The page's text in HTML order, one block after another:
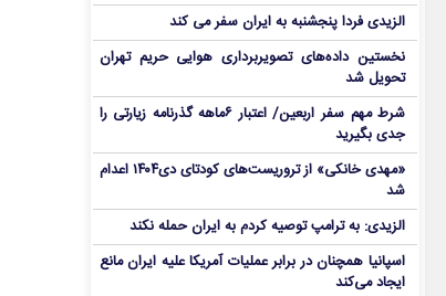
الزیدی فردا پنجشنبه به ایران سفر می کند
نخستین داده‌های تصویربرداری هوایی حریم تهران
تحویل شد
شرط مهم سفر اربعین/ اعتبار ۶ماهه گذرنامه زیارتی را
جدی بگیرید
«مهدی خانکی» از تروریست‌های کودتای دی۱۴۰۴ اعدام
شد
الزیدی: به ترامپ توصیه کردم به ایران حمله نکند
اسپانیا همچنان در برابر عملیات آمریکا علیه ایران مانع
ایجاد می‌کند